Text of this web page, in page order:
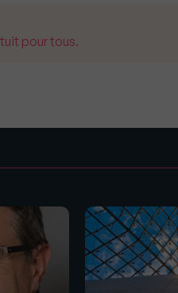
pour tous.